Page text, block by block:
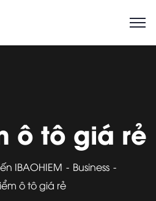
ô tô giá rẻ
IBAOHIEM
Business
ô tô giá rẻ